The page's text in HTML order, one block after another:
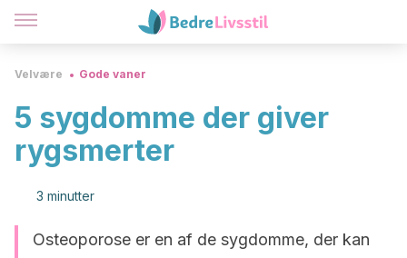
Velvære Gode vaner
5 sygdomme der giver
rygsmerter
3 minutter
Osteoporose er en af de sygdomme, der kan